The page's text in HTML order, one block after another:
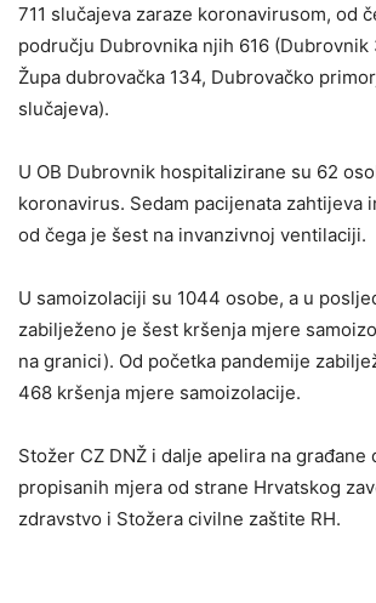
711 slučajeva zaraze koronavirusom, od
području Dubrovnika njih 616 (Dubrovnik
Župa dubrovačka 134, Dubrovačko
slučajeva).
U OB Dubrovnik hospitalizirane su 62
koronavirus. Sedam pacijenata zahtijeva
od čega je šest na invanzivnoj ventilaciji.
U samoizolaciji su 1044 osobe, a u
zabilježeno je šest kršenja mjere
na granici). Od početka pandemije
468 kršenja mjere samoizolacije.
Stožer CZ DNŽ i dalje apelira na građane
propisanih mjera od strane Hrvatskog
zdravstvo i Stožera civilne zaštite RH.